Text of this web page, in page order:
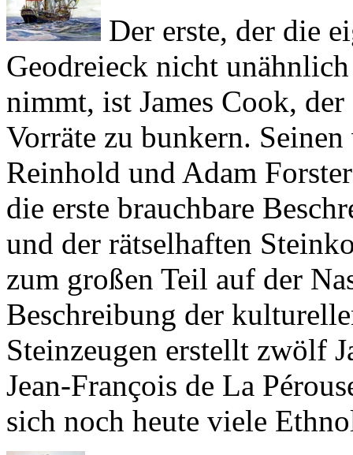
Geodreieck nicht
nimmt, istJames Cook, der
Vorräte zu bunkern.
Reinhold und Adam
die erste brauchbare
und der rätselhaften
zum großen Teil auf der
Beschreibung der
Steinzeugen erstellt zwölf
Jean-François de La
sich noch heute viele